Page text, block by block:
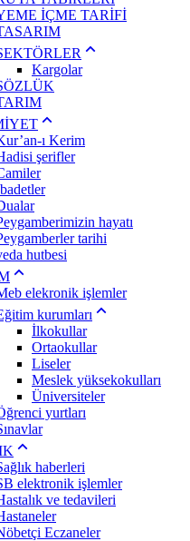
İÇME TARİFİ
Kargolar
ı Kerim
şerifler
hayatı
tarihi
hutbesi
elekronik işlemler
kurumları
İlkokullar
Ortaokullar
Liseler
Meslek yüksekokulları
Üniversiteler
yurtları
haberleri
elektronik işlemler
ve tedavileri
Eczaneler